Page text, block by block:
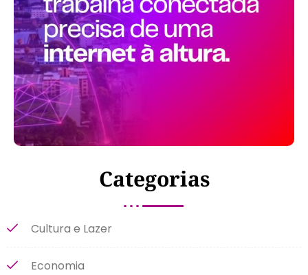
Categorias
Cultura e Lazer
Economia